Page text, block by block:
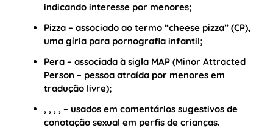
indicando interesse por menores;
Pizza– associado ao termo “cheese pizza” (CP),
uma gíria para pornografia infantil;
Pera– associada à sigla MAP (Minor Attracted
Person – pessoa atraída por menores em
tradução livre);
, , , , – usados em comentários sugestivos de
conotação sexual em perfis de crianças.